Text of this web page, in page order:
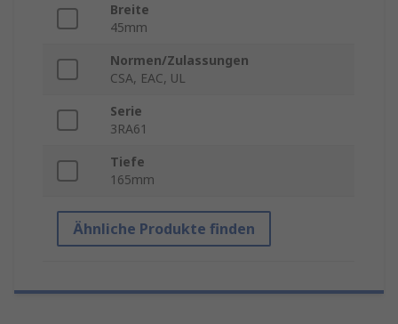
Breite
45mm
Normen/Zulassungen
CSA, EAC, UL
Serie
3RA61
Tiefe
165mm
Ähnliche Produkte finden